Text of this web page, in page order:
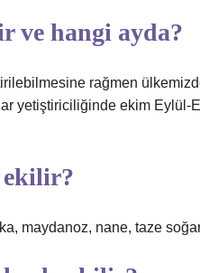
ve hangi ayda?
rağmen
yetiştiriciliğinde ekim Eylül-
ekilir?
maydanoz, nane, taze